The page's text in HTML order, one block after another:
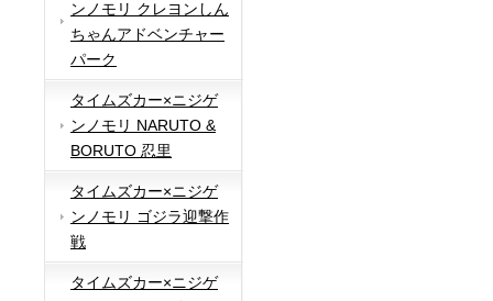
ンノモリ クレヨンしん
ちゃんアドベンチャー
パーク
タイムズカー×ニジゲ
ンノモリ NARUTO &
BORUTO 忍里
タイムズカー×ニジゲ
ンノモリ ゴジラ迎撃作
戦
タイムズカー×ニジゲ